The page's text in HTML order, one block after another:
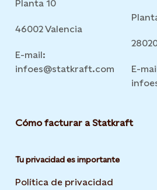
Planta 10
46002 Valencia
E-mail:
infoes@statkraft.com
E-
Cómo facturar a Statkraft
Tu privacidad es importante
Política de privacidad